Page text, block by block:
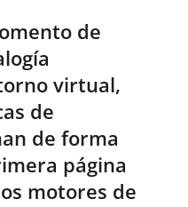
de
virtual,
de
de forma
página
motores de